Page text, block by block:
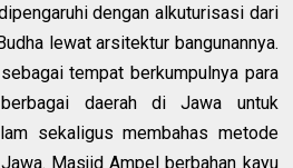
dengan alkuturisasi dari
lewat arsitektur bangunannya.
tempat berkumpulnya para
daerah di Jawa untuk
sekaligus membahas metode
Masjid Ampel berbahan kayu